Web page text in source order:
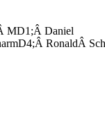
MD1;Â Daniel
RonaldÂ